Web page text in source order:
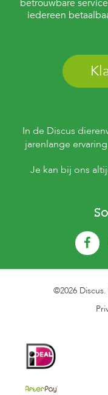
betrouwbare
iedereen
In de Discus
jarenlange
Je kan bij ons
©2026